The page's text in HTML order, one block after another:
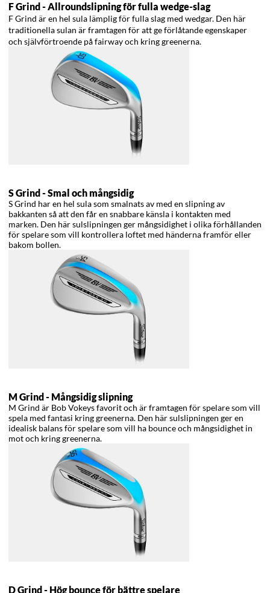
F Grind - Allroundslipning för fulla wedge-slag
F Grind är en hel sula lämplig för fulla slag med wedgar. Den här
traditionella sulan är framtagen för att ge förlåtande egenskaper
och självförtroende på fairway och kring greenerna.
S Grind -Smal och mångsidig
S Grind har en hel sula som smalnats av med en slipning av
bakkanten så att den får en snabbare känsla i kontakten med
marken. Den här sulslipningen ger mångsidighet i olika förhållanden
för spelare som vill kontrollera loftet med händerna framför eller
bakom bollen.
M Grind - Mångsidig slipning
M Grind är Bob Vokeys favorit och är framtagen för spelare som vill
spela med fantasi kring greenerna. Den här sulslipningen ger en
idealisk balans för spelare som vill ha bounce och mångsidighet in
mot och kring greenerna.
D Grind - Hög bounce för bättre spelare